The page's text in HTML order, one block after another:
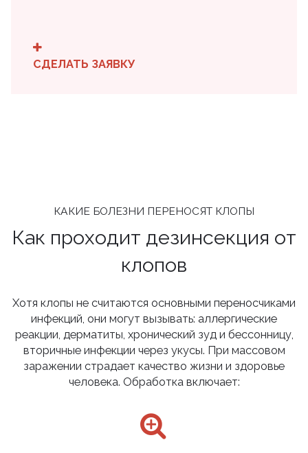
СДЕЛАТЬ ЗАЯВКУ
КАКИЕ БОЛЕЗНИ ПЕРЕНОСЯТ КЛОПЫ
Как проходит дезинсекция от
клопов
Хотя клопы не считаются основными переносчиками
инфекций, они могут вызывать: аллергические
реакции, дерматиты, хронический зуд и бессонницу,
вторичные инфекции через укусы. При массовом
заражении страдает качество жизни и здоровье
человека. Обработка включает: